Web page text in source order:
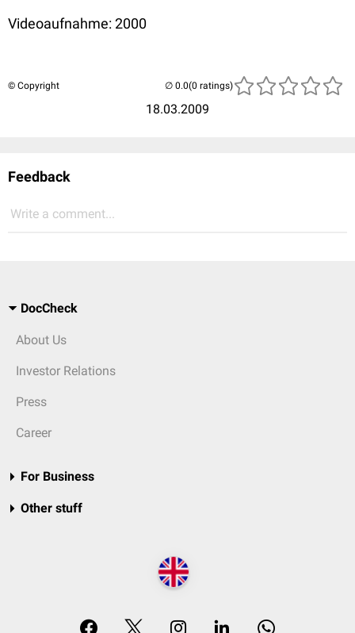
Videoaufnahme: 2000
© Copyright
18.03.2009
(0 ratings)
Feedback
Write a comment...
DocCheck
About Us
Investor Relations
Press
Career
For Business
Other stuff